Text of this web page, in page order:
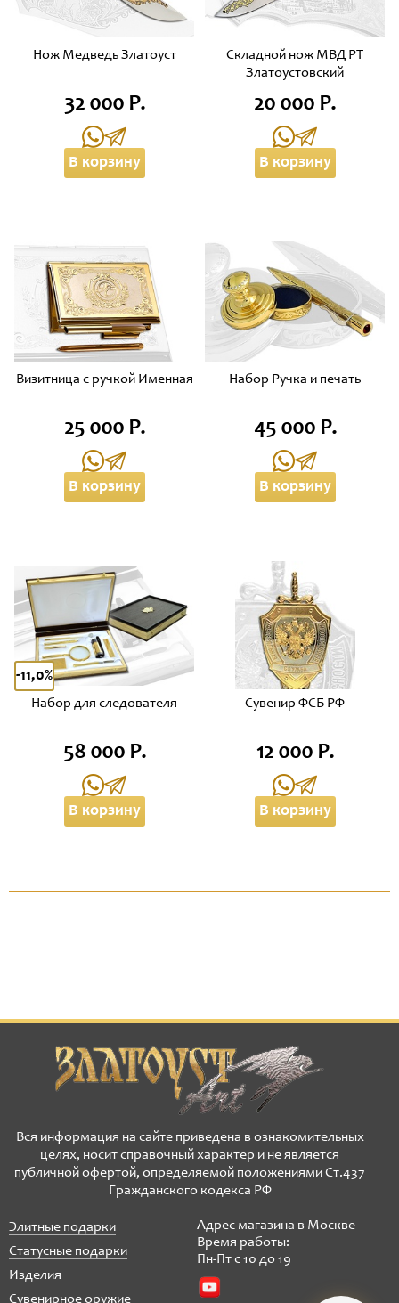
Нож Медведь Златоуст
32 000 Р.
В корзину
Складной нож МВД РТ
Златоустовский
20 000 Р.
В корзину
Визитница с ручкой Именная
25 000 Р.
В корзину
Набор Ручка и печать
45 000 Р.
В корзину
Набор для следователя
-11,0%
58 000 Р.
В корзину
Сувенир ФСБ РФ
12 000 Р.
В корзину
Вся информация на сайте приведена в ознакомительных
целях, носит справочный характер и не является
публичной офертой, определяемой положениями Ст.437
Гражданского кодекса РФ
Элитные подарки
Статусные подарки
Изделия
Сувенирное оружие
Адрес магазина в Москве
Время работы:
Пн-Пт с 10 до 19